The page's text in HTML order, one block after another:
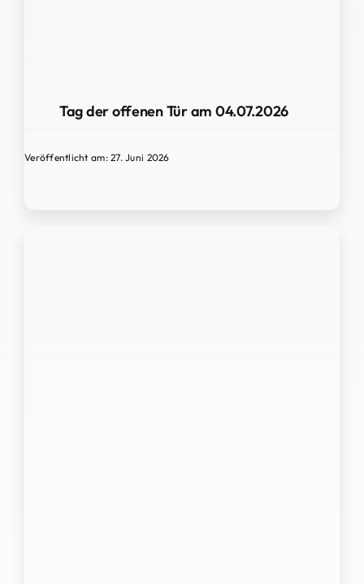
Tag der offenen Tür am 04.07.2026
Veröffentlicht am: 27. Juni 2026